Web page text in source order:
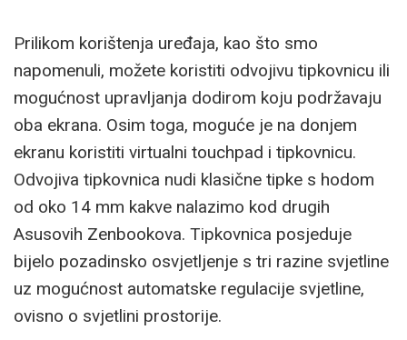
Prilikom korištenja uređaja, kao što smo
napomenuli, možete koristiti odvojivu tipkovnicu ili
mogućnost upravljanja dodirom koju podržavaju
oba ekrana. Osim toga, moguće je na donjem
ekranu koristiti virtualni touchpad i tipkovnicu.
Odvojiva tipkovnica nudi klasične tipke s hodom
od oko 14 mm kakve nalazimo kod drugih
Asusovih Zenbookova. Tipkovnica posjeduje
bijelo pozadinsko osvjetljenje s tri razine svjetline
uz mogućnost automatske regulacije svjetline,
ovisno o svjetlini prostorije.